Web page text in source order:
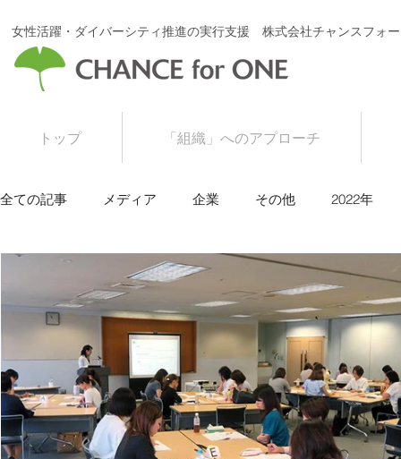
女性活躍・ダイバーシティ推進の実行支援 株式会社チャンスフォ
トップ 「組織」へのアプローチ
全ての記事 メディア 企業 その他 2022年
2015年